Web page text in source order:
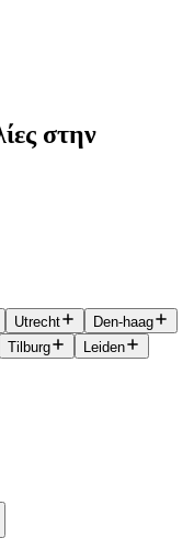
στην
Utrecht
Den-haag
Tilburg
Leiden